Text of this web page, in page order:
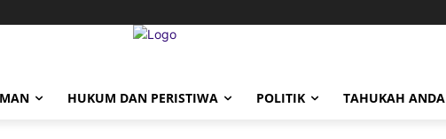
HUKUM DAN PERISTIWA POLITIK TAHUKAH ANDA